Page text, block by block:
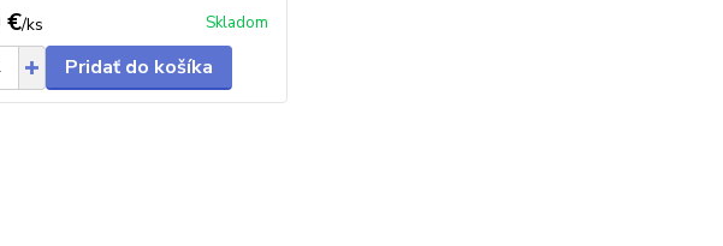
€/ks Skladom
Pridať do košíka